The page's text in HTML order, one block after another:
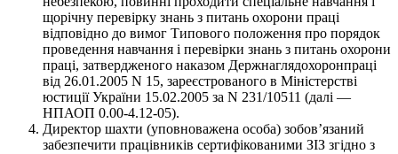
щорічну перевірку знань з питань охорони праці
відповідно до вимог Типового положення про порядок
проведення навчання і перевірки знань з питань охорони
праці, затвердженого наказом Держнаглядохоронпраці
від 26.01.2005 N 15, зареєстрованого в Міністерстві
юстиції України 15.02.2005 за N 231/10511 (далі —
НПАОП 0.00-4.12-05).
Директор шахти (уповноважена особа) зобов’язаний
забезпечити працівників сертифікованими ЗІЗ згідно з